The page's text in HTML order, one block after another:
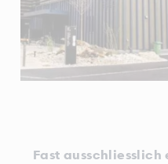
Fast ausschliesslich